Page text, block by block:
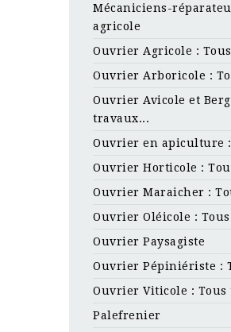
Mécaniciens-
agricole
Ouvrier Agricole :
Ouvrier Arboricole :
Ouvrier Avicole et
travaux...
Ouvrier en apiculture
Ouvrier Horticole :
Ouvrier Maraicher :
Ouvrier Oléicole :
Ouvrier Paysagiste
Ouvrier Pépiniériste :
Ouvrier Viticole : Tous
Palefrenier